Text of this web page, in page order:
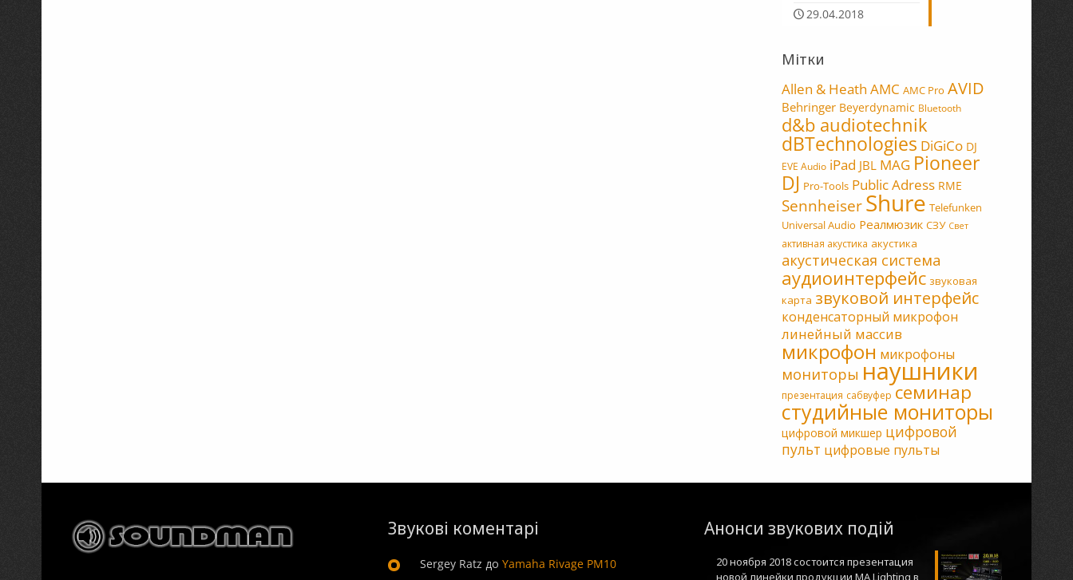
29.04.2018
Мітки
Allen & Heath AMC AMC Pro AVID
Behringer Beyerdynamic Bluetooth
d&b audiotechnik
dBTechnologies DiGiCo DJ
EVE Audio iPad JBL MAG Pioneer
DJ Pro-Tools Public Adress RME
Sennheiser Shure Telefunken
Universal Audio Реалмюзик СЗУ Свет
активная акустика акустика
акустическая система
аудиоинтерфейс звуковая
карта звуковой интерфейс
конденсаторный микрофон
линейный массив
микрофон микрофоны
мониторы наушники
презентация сабвуфер семинар
студийные мониторы
цифровой микшер цифровой
пульт цифровые пульты
Звукові коментарі
Sergey Ratz до Yamaha Rivage PM10
Анонси звукових подій
20 ноября 2018 состоится презентация
новой линейки продукции MA Lighting в